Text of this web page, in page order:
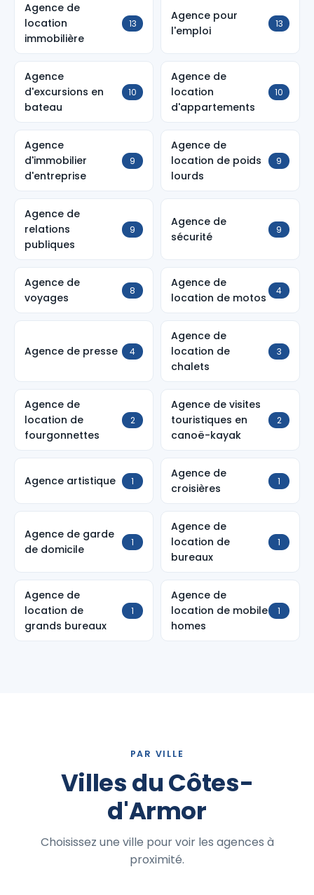
Agence de
location
immobilière
13
Agence pour
l'emploi
13
Agence
d'excursions en
bateau
10
Agence de
location
d'appartements
10
Agence
d'immobilier
d'entreprise
9
Agence de
location de poids
lourds
9
Agence de
relations
publiques
9
Agence de
sécurité
9
Agence de
voyages
8
Agence de
location de motos
4
Agence de presse 4
Agence de
location de
chalets
3
Agence de
location de
fourgonnettes
2
Agence de visites
touristiques en
canoë-kayak
2
Agence artistique 1
Agence de
croisières
1
Agence de garde
de domicile
1
Agence de
location de
bureaux
1
Agence de
location de
grands bureaux
1
Agence de
location de mobile
homes
1
PAR VILLE
Villes du Côtes-
d'Armor
Choisissez une ville pour voir les agences à
proximité.